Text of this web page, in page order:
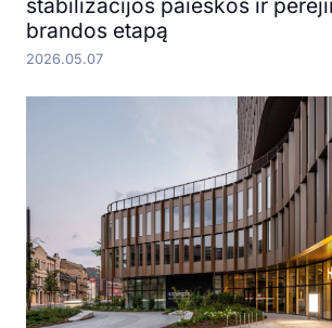
stabilizacijos paieškos ir
brandos etapą
2026.05.07